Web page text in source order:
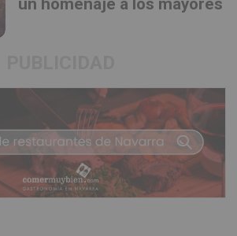
un homenaje a los mayores